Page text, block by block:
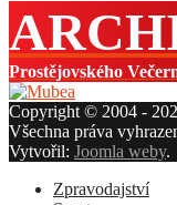
Prostějovského
Copyright © 2004 -
Všechna práva
Vytvořil: Joomla weby.
Zpravodajství